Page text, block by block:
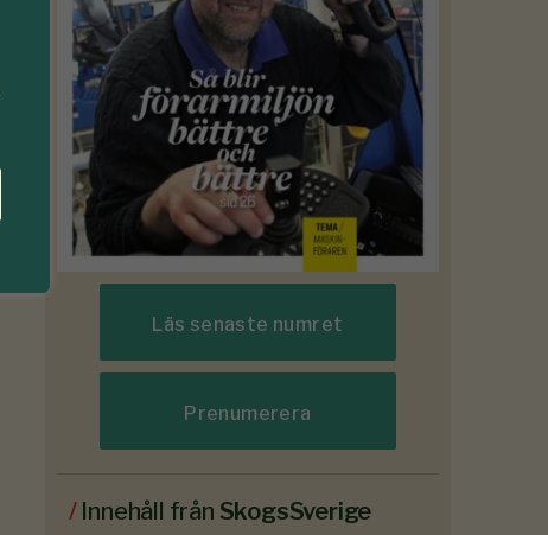
Läs senaste numret
Prenumerera
/ Innehåll från SkogsSverige